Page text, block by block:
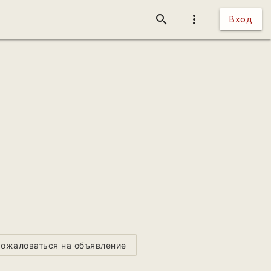
more_vert Вход
search
на объявление